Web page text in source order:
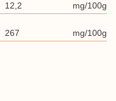
12,2 mg/100g
267 mg/100g